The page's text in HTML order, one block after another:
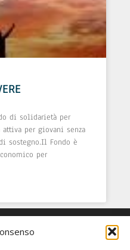
di solidarietà per
per giovani senza
sostegno.Il Fondo è
per